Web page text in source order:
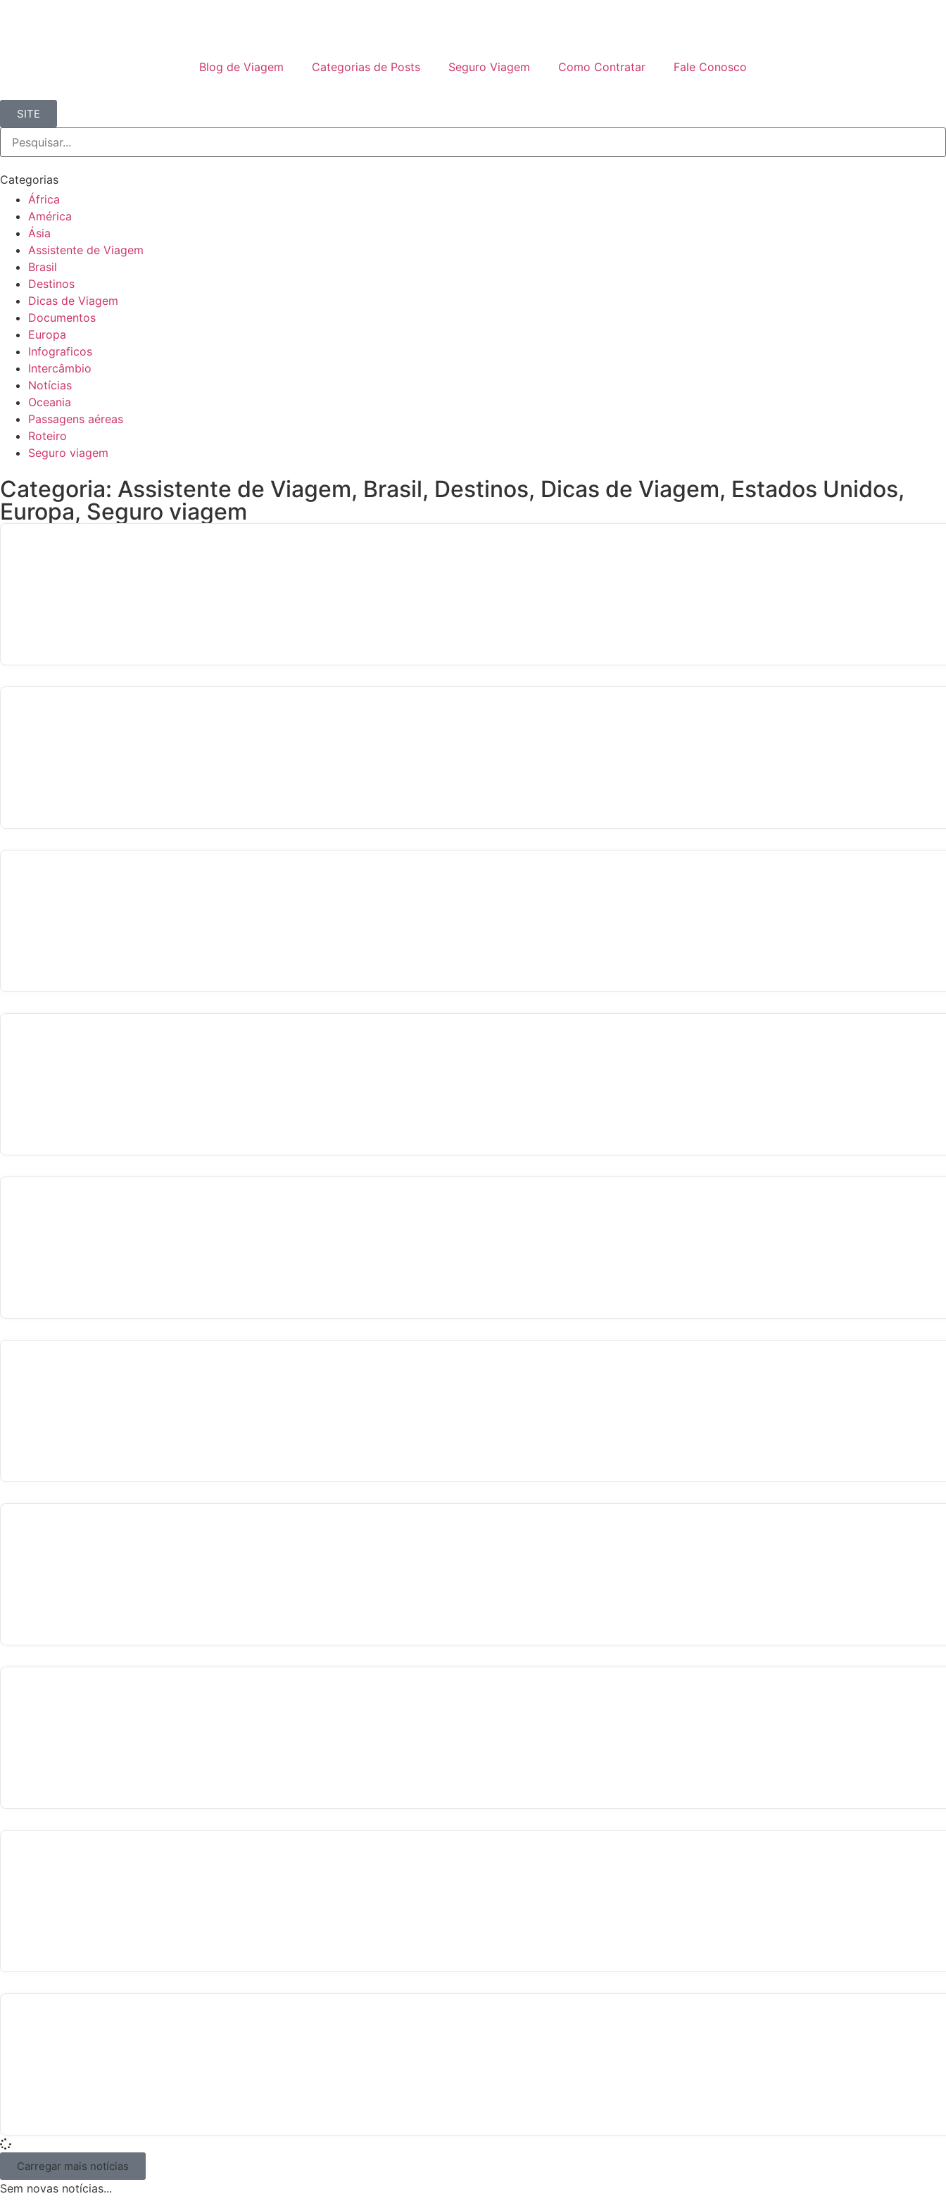
Blog de Viagem Categorias de Posts Seguro Viagem Como Contratar Fale Conosco
SITE
Categorias
África
América
Ásia
Assistente de Viagem
Brasil
Destinos
Dicas de Viagem
Documentos
Europa
Infograficos
Intercâmbio
Notícias
Oceania
Passagens aéreas
Roteiro
Seguro viagem
Categoria: Assistente de Viagem, Brasil, Destinos, Dicas de Viagem, Estados Unidos,
Europa, Seguro viagem
Carregar mais notícias
Sem novas notícias...